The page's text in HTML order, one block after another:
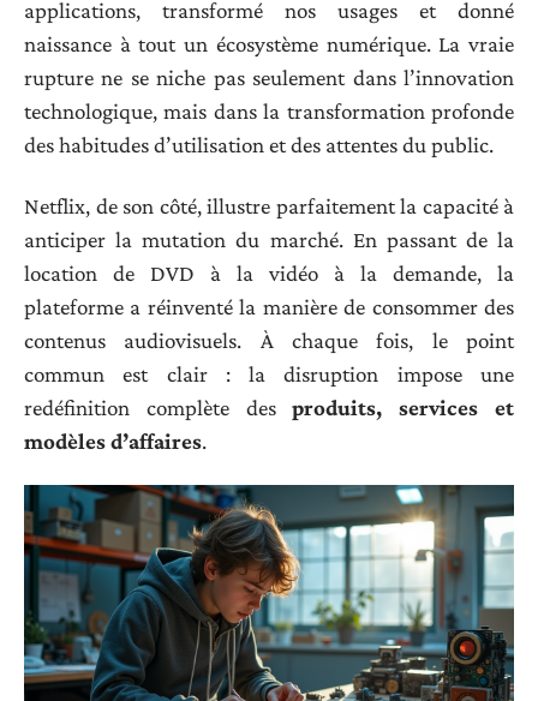
applications, transformé nos usages et donné
naissance à tout un écosystème numérique. La vraie
rupture ne se niche pas seulement dans l’innovation
technologique, mais dans la transformation profonde
des habitudes d’utilisation et des attentes du public.
Netflix, de son côté, illustre parfaitement la capacité à
anticiper la mutation du marché. En passant de la
location de DVD à la vidéo à la demande, la
plateforme a réinventé la manière de consommer des
contenus audiovisuels. À chaque fois, le point
commun est clair : la disruption impose une
redéfinition complète desproduits, services et
modèles d’affaires.